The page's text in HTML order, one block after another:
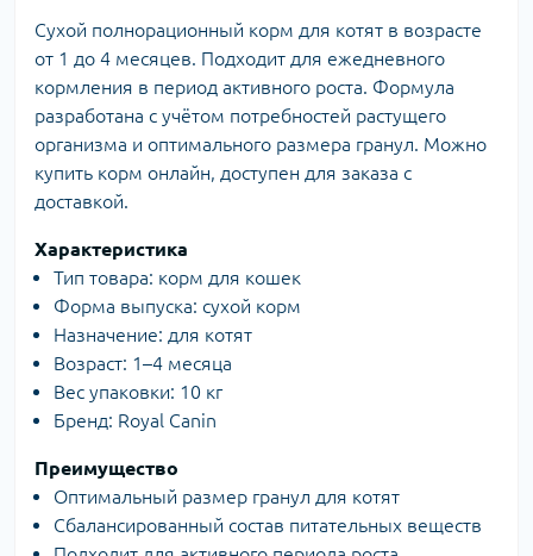
Сухой полнорационный корм для котят в возрасте
от 1 до 4 месяцев. Подходит для ежедневного
кормления в период активного роста. Формула
разработана с учётом потребностей растущего
организма и оптимального размера гранул. Можно
купить корм онлайн, доступен для заказа с
доставкой.
Характеристика
Тип товара: корм для кошек
Форма выпуска: сухой корм
Назначение: для котят
Возраст: 1–4 месяца
Вес упаковки: 10 кг
Бренд: Royal Canin
Преимущество
Оптимальный размер гранул для котят
Сбалансированный состав питательных веществ